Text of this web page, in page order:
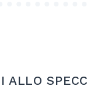
ALLO